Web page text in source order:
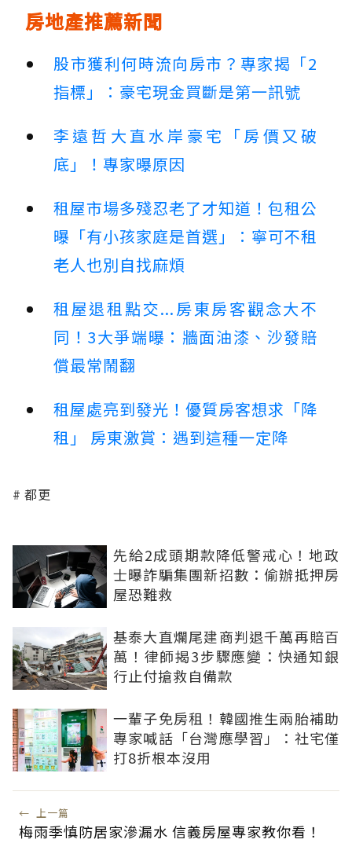
房地產推薦新聞
股市獲利何時流向房市？專家揭「2
指標」：豪宅現金買斷是第一訊號
李遠哲大直水岸豪宅「房價又破
底」！專家曝原因
租屋市場多殘忍老了才知道！包租公
曝「有小孩家庭是首選」：寧可不租
老人也別自找麻煩
租屋退租點交...房東房客觀念大不
同！3大爭端曝：牆面油漆、沙發賠
償最常鬧翻
租屋處亮到發光！優質房客想求「降
租」 房東激賞：遇到這種一定降
都更
先給2成頭期款降低警戒心！地政
士曝詐騙集團新招數：偷辦抵押房
屋恐難救
基泰大直爛尾建商判退千萬再賠百
萬！律師揭3步驟應變：快通知銀
行止付搶救自備款
一輩子免房租！韓國推生兩胎補助
專家喊話「台灣應學習」：社宅僅
打8折根本沒用
← 上一篇
梅雨季慎防居家滲漏水 信義房屋專家教你看！